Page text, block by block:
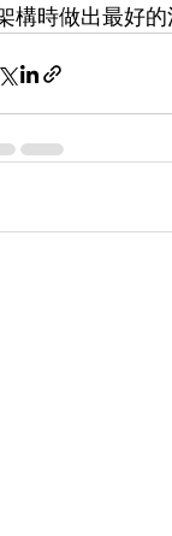
構時做出最好